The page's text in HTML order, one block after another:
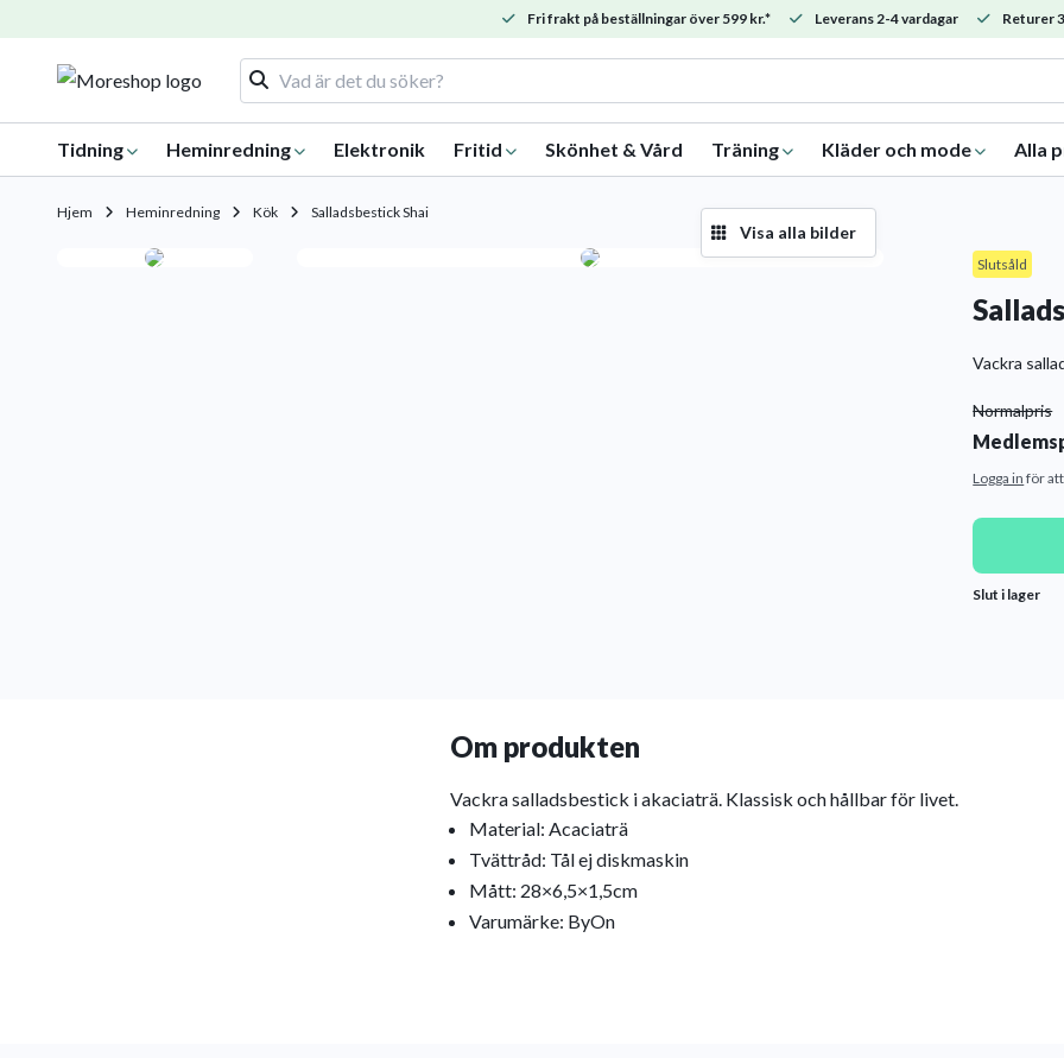
Fri frakt på beställningar över 599 kr.* Leverans 2-4 vardagar Returer
Tidning Heminredning Elektronik Fritid Skönhet & Vård Träning Kläder och mode Alla
Hjem Heminredning Kök Salladsbestick Shai
Visa alla bilder
Slutsåld
Vackra
Normalpris
Logga in för
Slut i lager
Om produkten
Vackra salladsbestick i akaciaträ. Klassisk och hållbar för livet.
Material: Acaciaträ
Tvättråd: Tål ej diskmaskin
Mått: 28×6,5×1,5cm
Varumärke: ByOn